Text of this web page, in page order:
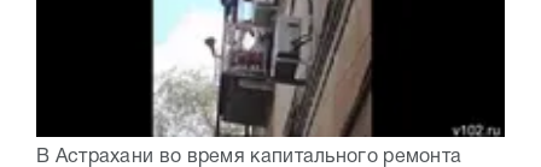
В Астрахани во время капитального ремонта